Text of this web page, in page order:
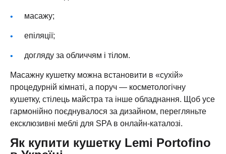
масажу;
епіляції;
догляду за обличчям і тілом.
Масажну кушетку можна встановити в «сухій»
процедурній кімнаті, а поруч — косметологічну
кушетку, стілець майстра та інше обладнання. Щоб усе
гармонійно поєднувалося за дизайном, перегляньте
ексклюзивні меблі для SPA в онлайн-каталозі.
Як купити кушетку Lemi Portofino